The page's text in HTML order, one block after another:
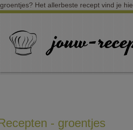
groentjes? Het allerbeste recept vind je
- groentjes